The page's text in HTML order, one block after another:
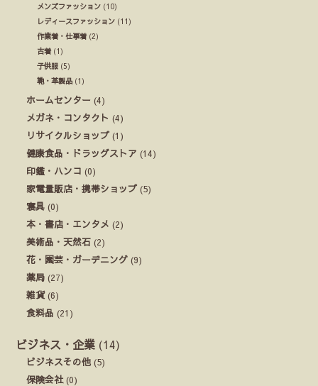
メンズファッション (10)
レディースファッション (11)
作業着・仕事着 (2)
古着 (1)
子供服 (5)
鞄・革製品 (1)
ホームセンター (4)
メガネ・コンタクト (4)
リサイクルショップ (1)
健康食品・ドラッグストア (14)
印鑑・ハンコ (0)
家電量販店・携帯ショップ (5)
寝具 (0)
本・書店・エンタメ (2)
美術品・天然石 (2)
花・園芸・ガーデニング (9)
薬局 (27)
雑貨(6)
食料品 (21)
ビジネス・企業 (14)
ビジネスその他 (5)
保険会社(0)